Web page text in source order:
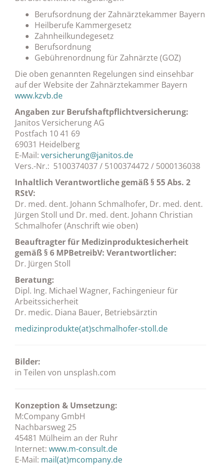
Berufsordnung der Zahnärztekammer Bayern
Heilberufe Kammergesetz
Zahnheilkundegesetz
Berufsordnung
Gebührenordnung für Zahnärzte (GOZ)
Die oben genannten Regelungen sind einsehbar
auf der Website der Zahnärztekammer Bayern
www.kzvb.de
Angaben zur Berufshaftpflichtversicherung:
Janitos Versicherung AG
Postfach 10 41 69
69031 Heidelberg
E-Mail: versicherung@janitos.de
Vers.-Nr.: 5100374037 / 5100374472 / 5000136038
Inhaltlich Verantwortliche gemäß § 55 Abs. 2
RStV:
Dr. med. dent. Johann Schmalhofer, Dr. med. dent.
Jürgen Stoll und Dr. med. dent. Johann Christian
Schmalhofer (Anschrift wie oben)
Beauftragter für Medizinproduktesicherheit
gemäß § 6 MPBetreibV: Verantwortlicher:
Dr. Jürgen Stoll
Beratung:
Dipl. Ing. Michael Wagner, Fachingenieur für
Arbeitssicherheit
Dr. medic. Diana Bauer, Betriebsärztin
medizinprodukte(at)schmalhofer-stoll.de
Bilder:
in Teilen von unsplash.com
Konzeption & Umsetzung:
M:Company GmbH
Nachbarsweg 25
45481 Mülheim an der Ruhr
Internet: www.m-consult.de
E-Mail: mail(at)mcompany.de